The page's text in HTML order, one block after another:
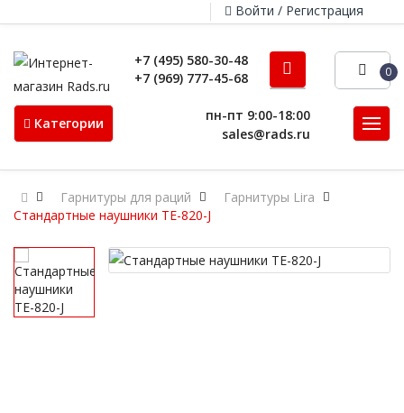
Войти / Регистрация
+7 (495) 580-30-48
+7 (969) 777-45-68
0
Категории
пн-пт 9:00-18:00
sales@rads.ru
Гарнитуры для раций
Гарнитуры Lira
Стандартные наушники TE-820-J